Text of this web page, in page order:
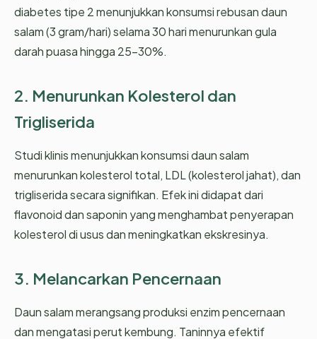
diabetes tipe 2 menunjukkan konsumsi rebusan daun
salam (3 gram/hari) selama 30 hari menurunkan gula
darah puasa hingga 25-30%.
2. Menurunkan Kolesterol dan
Trigliserida
Studi klinis menunjukkan konsumsi daun salam
menurunkan kolesterol total, LDL (kolesterol jahat), dan
trigliserida secara signifikan. Efek ini didapat dari
flavonoid dan saponin yang menghambat penyerapan
kolesterol di usus dan meningkatkan ekskresinya.
3. Melancarkan Pencernaan
Daun salam merangsang produksi enzim pencernaan
dan mengatasi perut kembung. Taninnya efektif